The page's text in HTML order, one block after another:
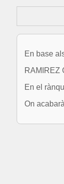
En base
RAMIREZ
En el
On